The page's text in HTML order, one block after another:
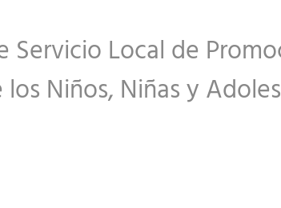
Servicio Local de
Niños, Niñas y